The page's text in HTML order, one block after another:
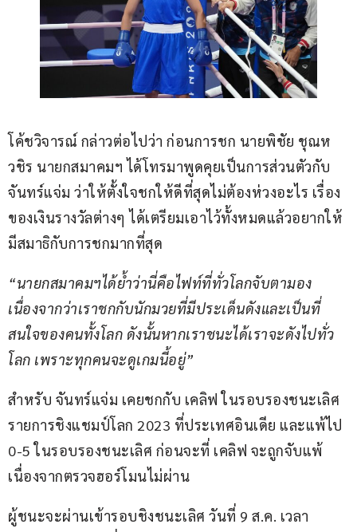
โค้ชวิจารณ์ กล่าวต่อไปว่า ก่อนการชก นายพิชัย ชุณห
วชิร นายกสมาคมฯ ได้โทรมาพูดคุยเป็นการส่วนตัวกับ
จันทร์แจ่ม ว่าให้ตั้งใจชกให้ดีที่สุดไม่ต้องห่วงอะไร เรื่อง
ของเงินรางวัลต่างๆ ได้เตรียมเอาไว้ทั้งหมดแล้วอยากให้
มีสมาธิกับการชกมากที่สุด
“นายกสมาคมฯได้ย้ำว่านี่คือไฟท์ที่ทั่วโลกจับตามอง
เนื่องจากว่าเราชกกับนักมวยที่มีประเด็นดังและเป็นที่
สนใจของคนทั้งโลก ดังนั้นหากเราชนะได้เราจะดังไปทั่ว
โลก เพราะทุกคนจะดูเกมนี้อยู่”
สำหรับ จันทร์แจ่ม เคยชกกับ เคลิฟ ในรอบรองชนะเลิศ
รายการชิงแชมป์โลก 2023 ที่ประเทศอินเดีย และแพ้ไป
0-5 ในรอบรองชนะเลิศ ก่อนจะที่ เคลิฟ จะถูกจับแพ้
เนื่องจากตรวจฮอร์โมนไม่ผ่าน
ผู้ชนะจะผ่านเข้ารอบชิงชนะเลิศ วันที่ 9 ส.ค. เวลา